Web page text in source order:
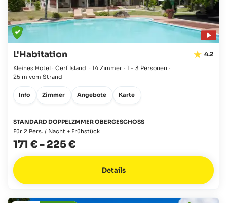
L'Habitation 4.2
Kleines Hotel · Cerf Island · 14 Zimmer · 1 - 3 Personen ·
25 m vom Strand
Info Zimmer Angebote Karte
STANDARD DOPPELZMMER OBERGESCHOSS
Für 2 Pers. / Nacht + Frühstück
171 €- 225 €
Details